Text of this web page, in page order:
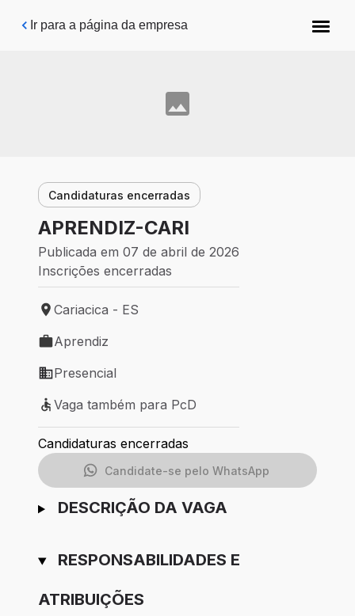
Pular para o conteúdo principal
Ir para a página da empresa
Candidaturas encerradas
APRENDIZ-CARI
Publicada em 07 de abril de 2026
Inscrições encerradas
Local de trabalho: Cariacica - ES
Cariacica - ES
Tipo de vaga: Aprendiz
Aprendiz
Modelo de trabalho: Presencial
Presencial
Vaga também para PcD
Vaga também para PcD
Candidaturas encerradas
Candidate-se pelo WhatsApp
DESCRIÇÃO DA VAGA
RESPONSABILIDADES E
ATRIBUIÇÕES